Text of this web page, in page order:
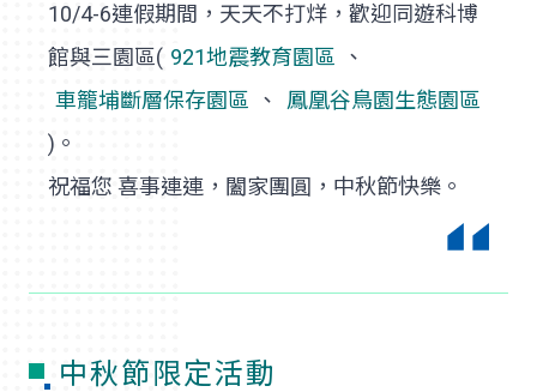
10/4-6連假期間，天天不打烊，歡迎同遊科博
館與三園區( 921地震教育園區
、
車籠埔斷層保存園區
、
鳳凰谷鳥園生態園區
)。
祝福您 喜事連連，闔家團圓，中秋節快樂。
中秋節限定活動